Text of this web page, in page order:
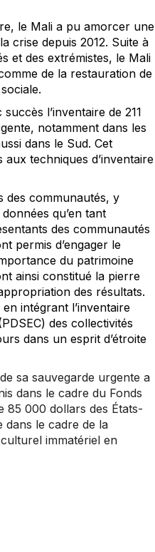
le Mali a pu amorcer une
crise depuis 2012. Suite à
et des extrémistes, le Mali
de la restauration de
l’inventaire de 211
notamment dans les
dans le Sud. Cet
techniques d’inventaire
des communautés, y
qu’en tant
des communautés
permis d’engager le
du patrimoine
ainsi constitué la pierre
des résultats.
intégrant l’inventaire
des collectivités
dans un esprit d’étroite
sa sauvegarde urgente a
dans le cadre du Fonds
85 000 dollars des États-
dans le cadre de la
immatériel en